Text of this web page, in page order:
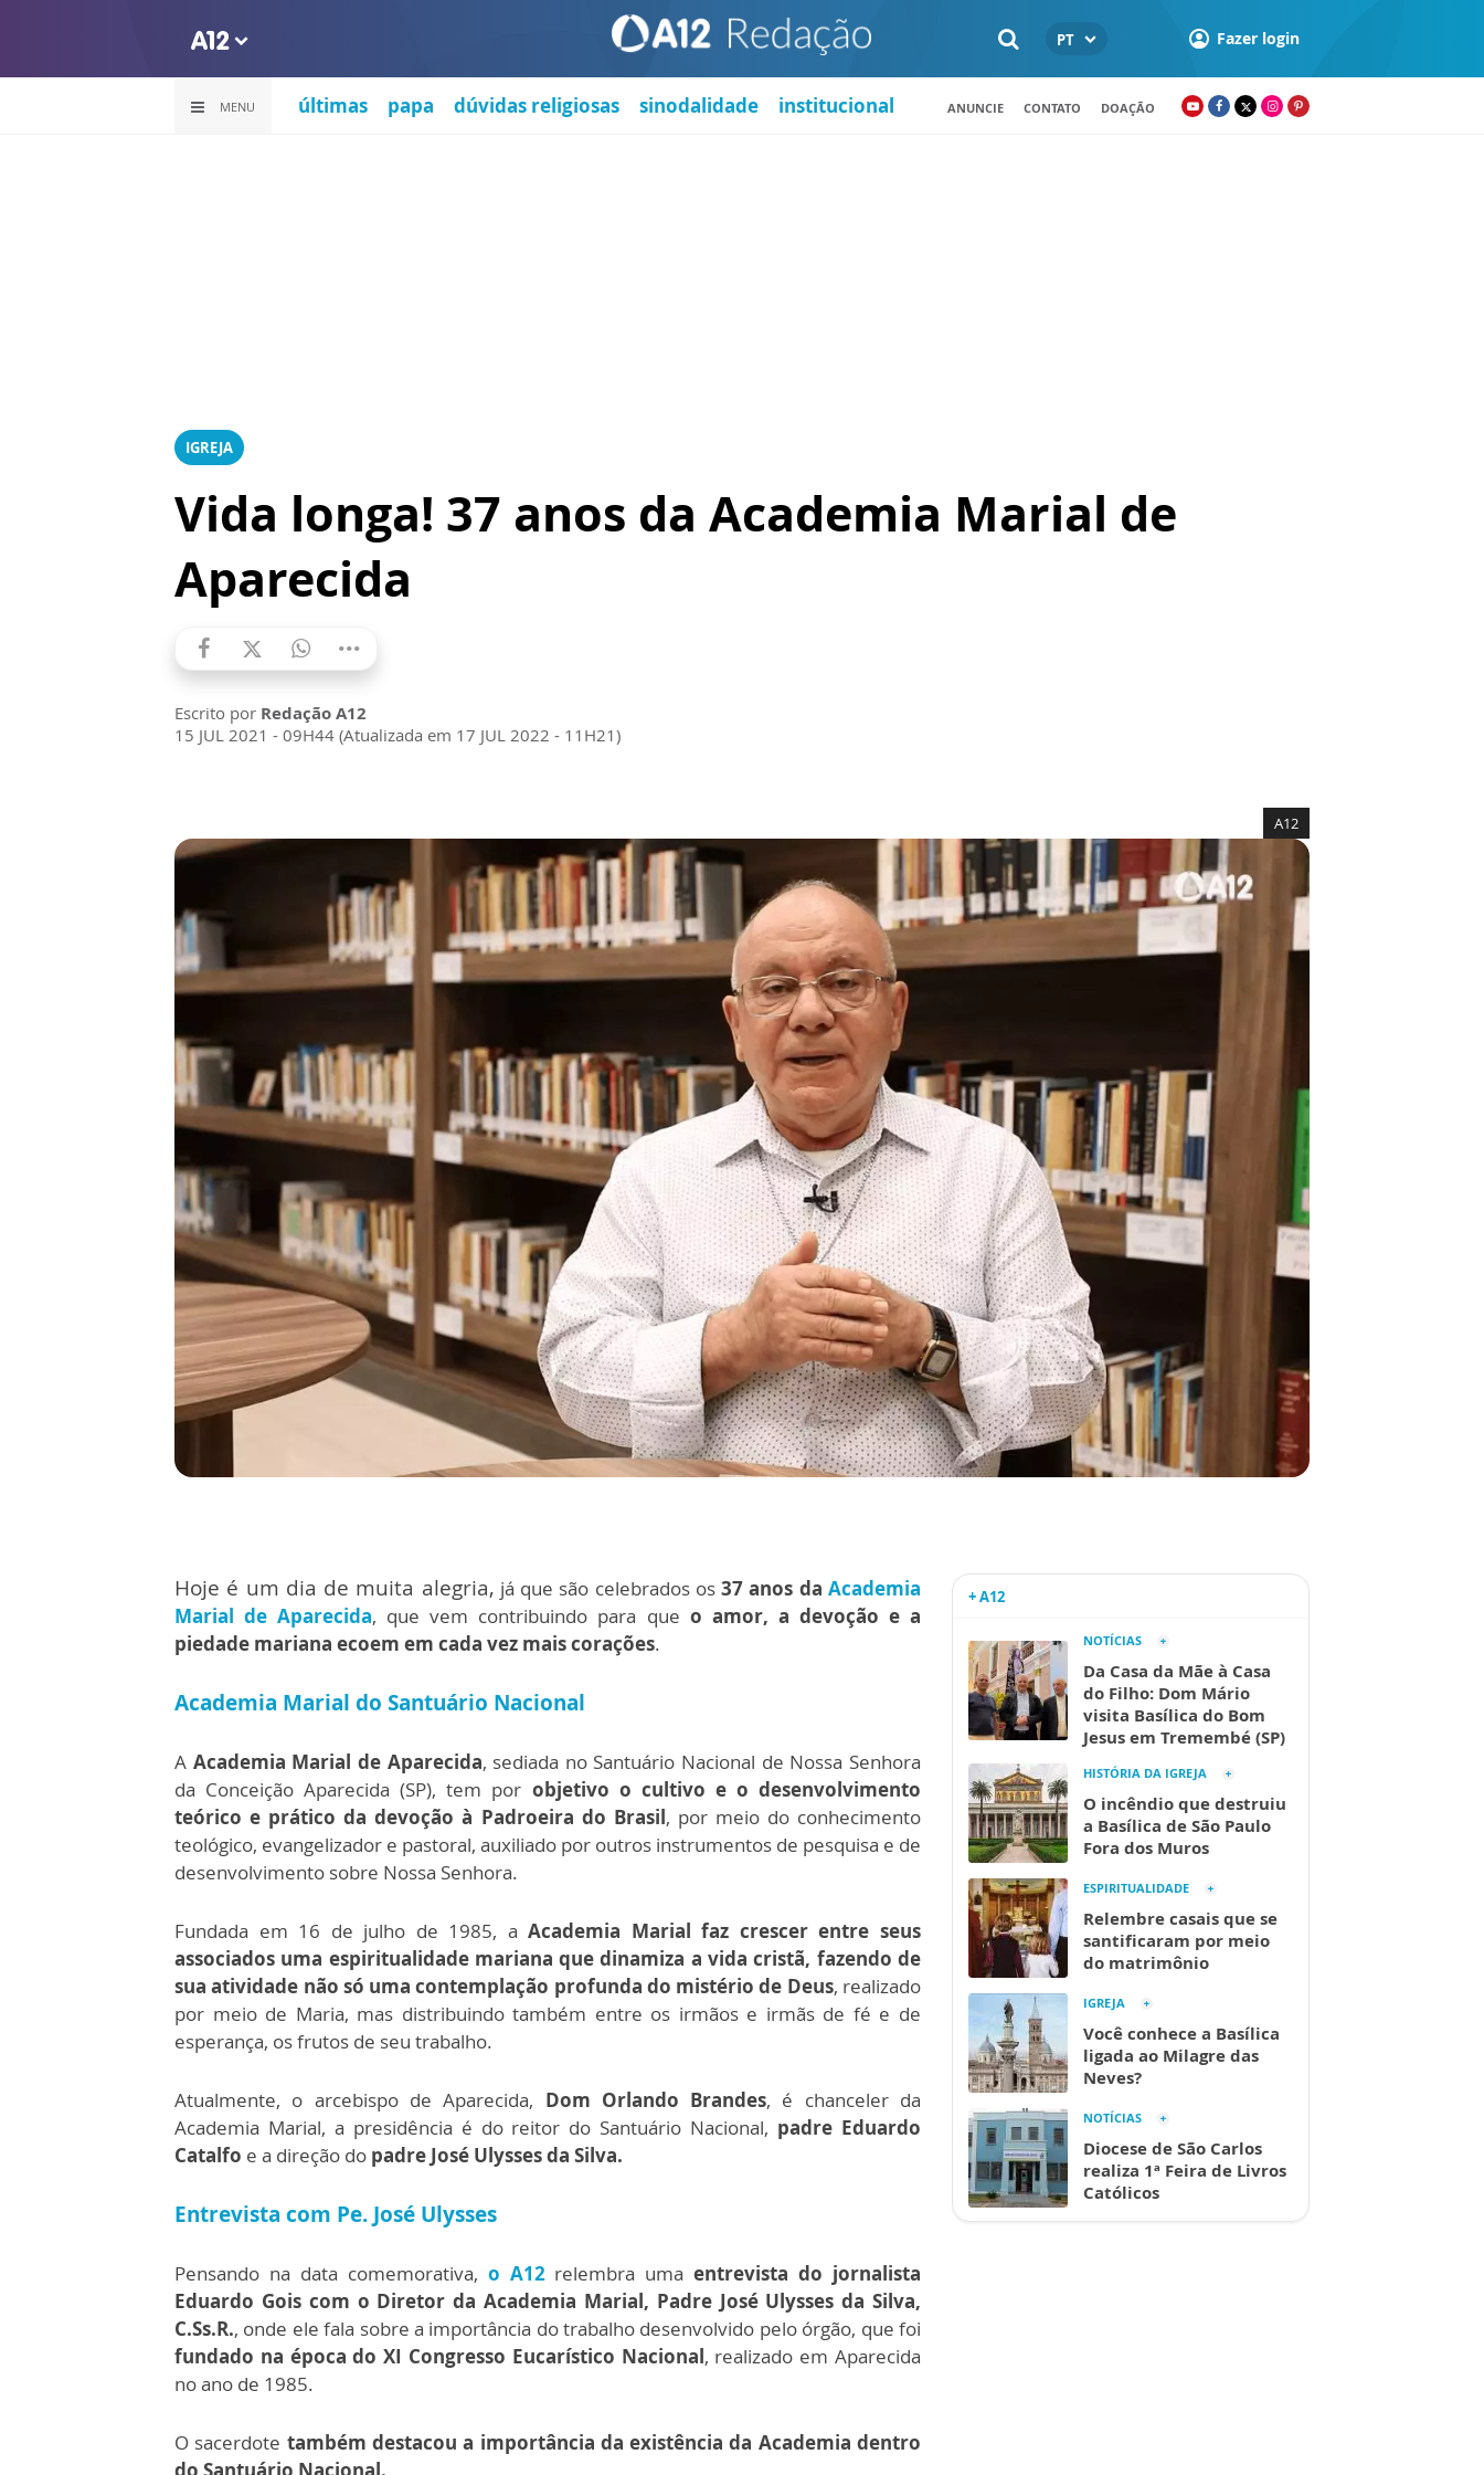
PT Fazer login
MENU últimas papa dúvidas religiosas sinodalidade institucional ANUNCIE CONTATO DOAÇÃO
IGREJA
Vida longa! 37 anos da Academia Marial de
Aparecida
Escrito por Redação A12
15 JUL 2021 - 09H44 (Atualizada em 17 JUL 2022 - 11H21)
A12
Hoje é um dia de muita alegria, já que são celebrados os37 anos daAcademia
Marial de Aparecida, que vem contribuindo para que o amor, a devoção e a
piedade mariana ecoem em cada vez mais corações.
Academia Marial do Santuário Nacional
A Academia Marial de Aparecida, sediada no Santuário Nacional de Nossa Senhora
da Conceição Aparecida (SP), tem por objetivo o cultivo e o desenvolvimento
teórico e prático da devoção à Padroeira do Brasil, por meio do conhecimento
teológico, evangelizador e pastoral, auxiliado por outros instrumentos de pesquisa e de
desenvolvimento sobre Nossa Senhora.
Fundada em 16 de julho de 1985, aAcademia Marial faz crescer entre seus
associados uma espiritualidade mariana que dinamiza a vida cristã, fazendo de
sua atividade não só uma contemplação profunda do mistério de Deus, realizado
por meio de Maria, mas distribuindo também entre os irmãos e irmãs de fé e de
esperança, os frutos de seu trabalho.
Atualmente, o arcebispo de Aparecida, Dom Orlando Brandes, é chanceler da
Academia Marial, a presidência é do reitor do Santuário Nacional, padre Eduardo
Catalfo e a direção do padre José Ulysses da Silva.
Entrevista com Pe. José Ulysses
Pensando na data comemorativa, o A12relembra umaentrevista do jornalista
Eduardo Gois com o Diretor da Academia Marial, Padre José Ulysses da Silva,
C.Ss.R., onde ele fala sobre a importância do trabalho desenvolvido pelo órgão, que foi
fundado na época do XI Congresso Eucarístico Nacional, realizado em Aparecida
no ano de 1985.
O sacerdote também destacou a importância da existência da Academia dentro
+ A12
NOTÍCIAS
Da Casa da Mãe à Casa
do Filho: Dom Mário
visita Basílica do Bom
Jesus em Tremembé (SP)
HISTÓRIA DA IGREJA
O incêndio que destruiu
a Basílica de São Paulo
Fora dos Muros
ESPIRITUALIDADE
Relembre casais que se
santificaram por meio
do matrimônio
IGREJA
Você conhece a Basílica
ligada ao Milagre das
Neves?
NOTÍCIAS
Diocese de São Carlos
realiza 1ª Feira de Livros
Católicos